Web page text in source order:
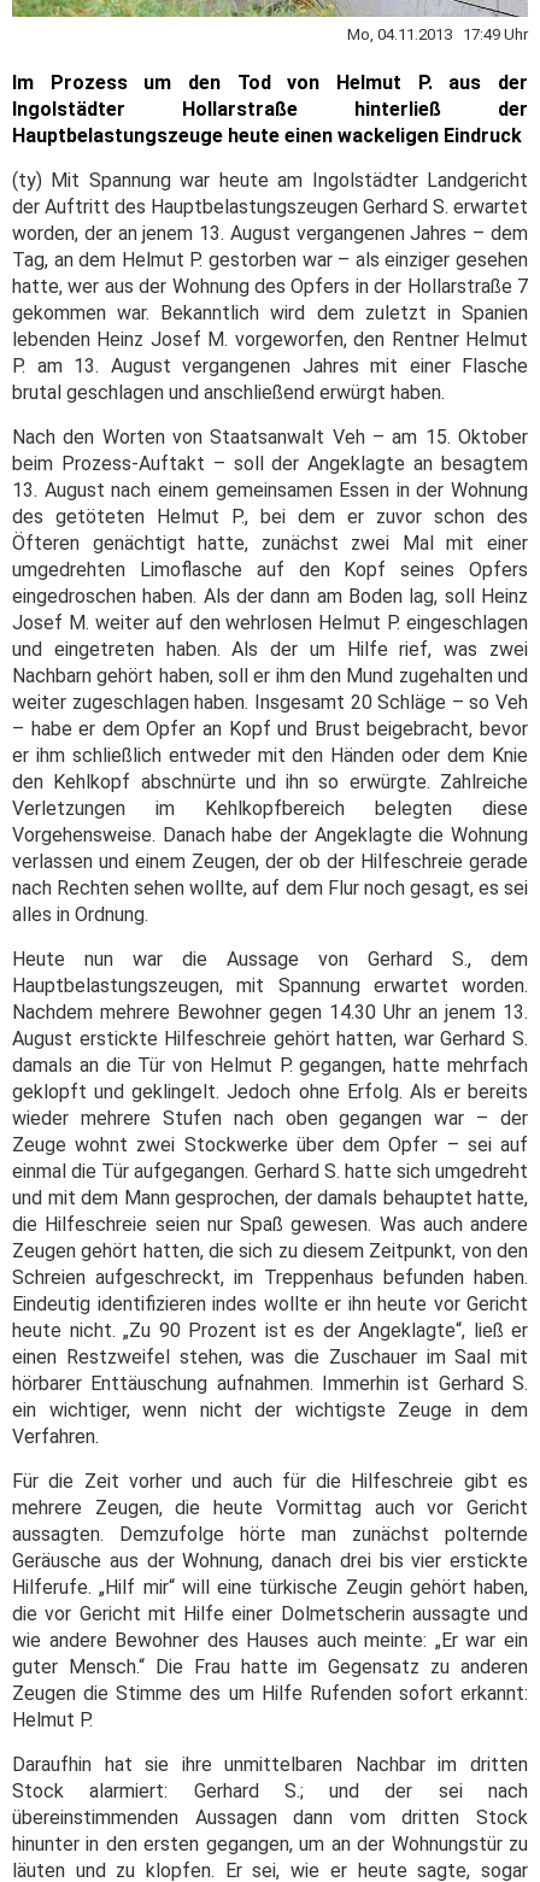
Mo, 04.11.2013 17:49 Uhr
Im Prozess um den Tod von Helmut P. aus der
Ingolstädter Hollarstraße hinterließ der
Hauptbelastungszeuge heute einen wackeligen Eindruck
(ty) Mit Spannung war heute am Ingolstädter Landgericht
der Auftritt des Hauptbelastungszeugen Gerhard S. erwartet
worden, der an jenem 13. August vergangenen Jahres – dem
Tag, an dem Helmut P. gestorben war – als einziger gesehen
hatte, wer aus der Wohnung des Opfers in der Hollarstraße 7
gekommen war. Bekanntlich wird dem zuletzt in Spanien
lebenden Heinz Josef M. vorgeworfen, den Rentner Helmut
P. am 13. August vergangenen Jahres mit einer Flasche
brutal geschlagen und anschließend erwürgt haben.
Nach den Worten von Staatsanwalt Veh – am 15. Oktober
beim Prozess-Auftakt – soll der Angeklagte an besagtem
13. August nach einem gemeinsamen Essen in der Wohnung
des getöteten Helmut P., bei dem er zuvor schon des
Öfteren genächtigt hatte, zunächst zwei Mal mit einer
umgedrehten Limoflasche auf den Kopf seines Opfers
eingedroschen haben. Als der dann am Boden lag, soll Heinz
Josef M. weiter auf den wehrlosen Helmut P. eingeschlagen
und eingetreten haben. Als der um Hilfe rief, was zwei
Nachbarn gehört haben, soll er ihm den Mund zugehalten und
weiter zugeschlagen haben. Insgesamt 20 Schläge – so Veh
– habe er dem Opfer an Kopf und Brust beigebracht, bevor
er ihm schließlich entweder mit den Händen oder dem Knie
den Kehlkopf abschnürte und ihn so erwürgte. Zahlreiche
Verletzungen im Kehlkopfbereich belegten diese
Vorgehensweise. Danach habe der Angeklagte die Wohnung
verlassen und einem Zeugen, der ob der Hilfeschreie gerade
nach Rechten sehen wollte, auf dem Flur noch gesagt, es sei
alles in Ordnung.
Heute nun war die Aussage von Gerhard S., dem
Hauptbelastungszeugen, mit Spannung erwartet worden.
Nachdem mehrere Bewohner gegen 14.30 Uhr an jenem 13.
August erstickte Hilfeschreie gehört hatten, war Gerhard S.
damals an die Tür von Helmut P. gegangen, hatte mehrfach
geklopft und geklingelt. Jedoch ohne Erfolg. Als er bereits
wieder mehrere Stufen nach oben gegangen war – der
Zeuge wohnt zwei Stockwerke über dem Opfer – sei auf
einmal die Tür aufgegangen. Gerhard S. hatte sich umgedreht
und mit dem Mann gesprochen, der damals behauptet hatte,
die Hilfeschreie seien nur Spaß gewesen. Was auch andere
Zeugen gehört hatten, die sich zu diesem Zeitpunkt, von den
Schreien aufgeschreckt, im Treppenhaus befunden haben.
Eindeutig identifizieren indes wollte er ihn heute vor Gericht
heute nicht. „Zu 90 Prozent ist es der Angeklagte“, ließ er
einen Restzweifel stehen, was die Zuschauer im Saal mit
hörbarer Enttäuschung aufnahmen. Immerhin ist Gerhard S.
ein wichtiger, wenn nicht der wichtigste Zeuge in dem
Verfahren.
Für die Zeit vorher und auch für die Hilfeschreie gibt es
mehrere Zeugen, die heute Vormittag auch vor Gericht
aussagten. Demzufolge hörte man zunächst polternde
Geräusche aus der Wohnung, danach drei bis vier erstickte
Hilferufe. „Hilf mir“ will eine türkische Zeugin gehört haben,
die vor Gericht mit Hilfe einer Dolmetscherin aussagte und
wie andere Bewohner des Hauses auch meinte: „Er war ein
guter Mensch.“ Die Frau hatte im Gegensatz zu anderen
Zeugen die Stimme des um Hilfe Rufenden sofort erkannt:
Helmut P.
Daraufhin hat sie ihre unmittelbaren Nachbar im dritten
Stock alarmiert: Gerhard S.; und der sei nach
übereinstimmenden Aussagen dann vom dritten Stock
hinunter in den ersten gegangen, um an der Wohnungstür zu
läuten und zu klopfen. Er sei, wie er heute sagte, sogar